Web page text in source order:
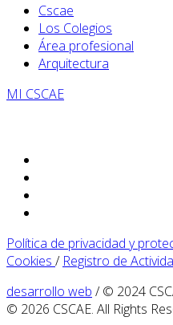
Cscae
Los Colegios
Área profesional
Arquitectura
MI CSCAE
Política de privacidad y
Cookies / Registro de
desarrollo web / © 2024
© 2026 CSCAE. All Rights